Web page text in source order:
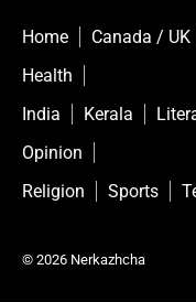
Home Canada / UK
Health
India
Kerala
Opinion
Religion
Sports
© 2026 Nerkazhcha